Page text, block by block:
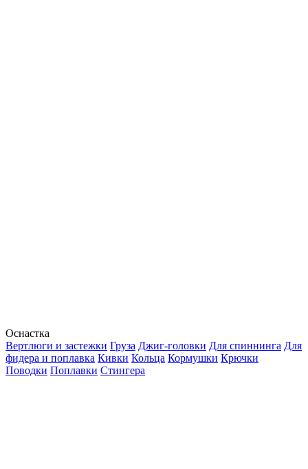
Оснастка
Вертлюги и застежки Груза Джиг-головки Для спиннинга Для
фидера и поплавка Кивки Кольца Кормушки Крючки
Поводки Поплавки Стингера